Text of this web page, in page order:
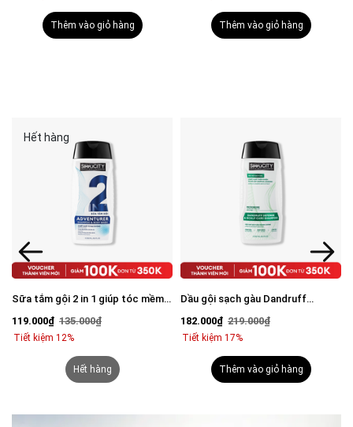
Thêm vào giỏ hàng Thêm vào giỏ hàng
Hết hàng
Sữa tắm gội 2 in 1 giúp tóc mềm
119.000₫ 135.000₫
Tiết kiệm 12%
Hết hàng
Dầu gội sạch gàu Dandruff
250ml
182.000₫ 219.000₫
Tiết kiệm 17%
Thêm vào giỏ hàng